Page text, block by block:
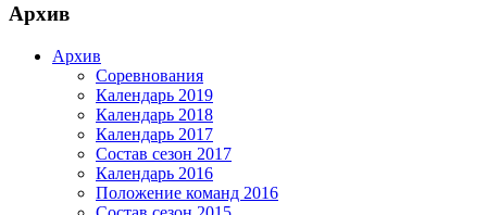
Архив
Архив
Соревнования
Календарь 2019
Календарь 2018
Календарь 2017
Состав сезон 2017
Календарь 2016
Положение команд 2016